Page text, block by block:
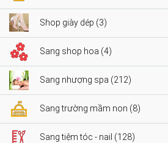
Shop giày dép (3)
Sang shop hoa (4)
Sang nhượng spa (212)
Sang trường mầm non (8)
Sang tiệm tóc - nail (128)